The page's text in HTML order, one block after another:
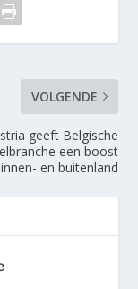
VOLGENDE
geeft Belgische
een boost
en buitenland